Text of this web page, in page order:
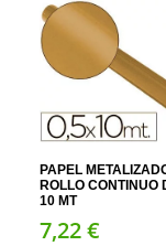
PAPEL
ROLLO CONTINUO
10 MT
7,22€